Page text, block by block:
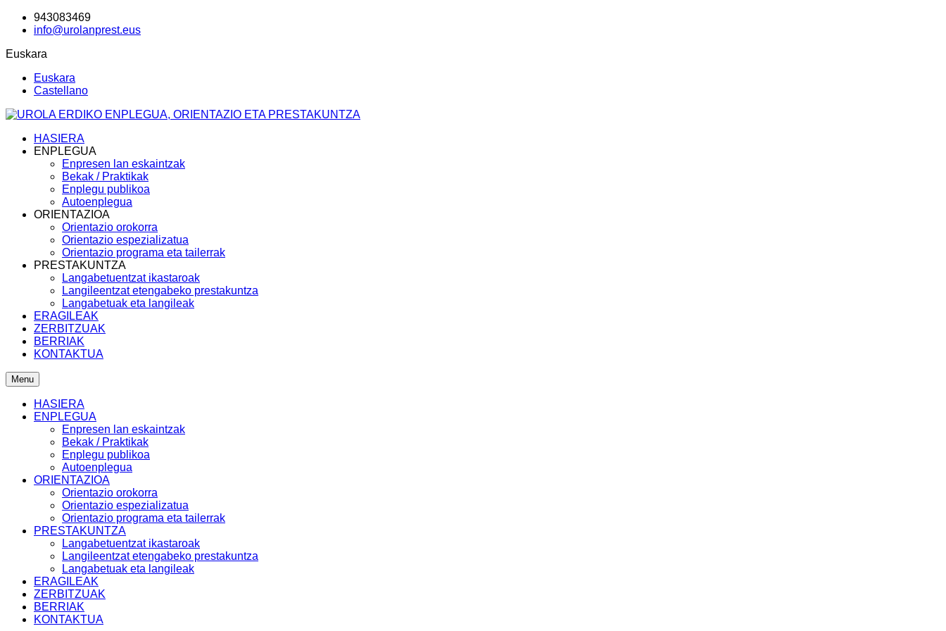
943083469
info@urolanprest.eus
Euskara
Euskara
Castellano
HASIERA
ENPLEGUA
Enpresen lan eskaintzak
Bekak / Praktikak
Enplegu publikoa
Autoenplegua
ORIENTAZIOA
Orientazio orokorra
Orientazio espezializatua
Orientazio programa eta tailerrak
PRESTAKUNTZA
Langabetuentzat ikastaroak
Langileentzat etengabeko prestakuntza
Langabetuak eta langileak
ERAGILEAK
ZERBITZUAK
BERRIAK
KONTAKTUA
Menu
HASIERA
ENPLEGUA
Enpresen lan eskaintzak
Bekak / Praktikak
Enplegu publikoa
Autoenplegua
ORIENTAZIOA
Orientazio orokorra
Orientazio espezializatua
Orientazio programa eta tailerrak
PRESTAKUNTZA
Langabetuentzat ikastaroak
Langileentzat etengabeko prestakuntza
Langabetuak eta langileak
ERAGILEAK
ZERBITZUAK
BERRIAK
KONTAKTUA